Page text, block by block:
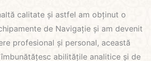
calitate și astfel am obținut o
de Navigație și am devenit
profesional și personal, această
abilitățile analitice și de